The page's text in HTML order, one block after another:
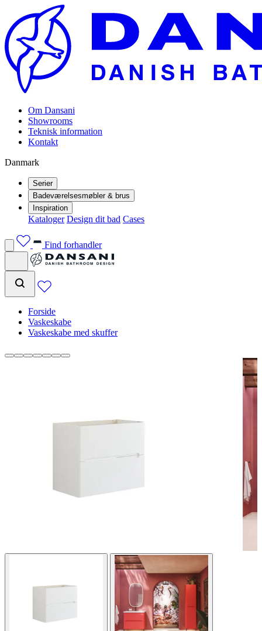
Om Dansani
Showrooms
Teknisk information
Kontakt
Danmark
Serier
Badeværelsesmøbler & brus
Inspiration
Kataloger Design dit bad Cases
Find forhandler
Forside
Vaskeskabe
Vaskeskabe med skuffer